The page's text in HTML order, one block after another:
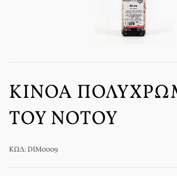
ΚΙΝΌΑ
ΤΟΥ ΝΌΤΟΥ
ΚΩΔ: DIM0009